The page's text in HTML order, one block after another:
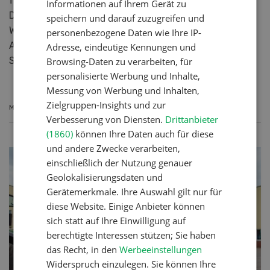
Die Maschine besticht durch viele
Weiterentwicklungen, wie die einzigartige
ActiveSteering Achslenkung sowie einer
Strassentransportbreite unter drei Meter.
MEHR ERFAHREN
Informationen auf Ihrem Gerät zu
speichern und darauf zuzugreifen und
personenbezogene Daten wie Ihre IP-
Adresse, eindeutige Kennungen und
Browsing-Daten zu verarbeiten, für
personalisierte Werbung und Inhalte,
Messung von Werbung und Inhalten,
Zielgruppen-Insights und zur
Verbesserung von Diensten. Drittanbieter
(1860) können Ihre Daten auch für diese
und andere Zwecke verarbeiten,
einschließlich der Nutzung genauer
Geolokalisierungsdaten und
Gerätemerkmale. Ihre Auswahl gilt nur für
diese Website. Einige Anbieter können
sich statt auf Ihre Einwilligung auf
berechtigte Interessen stützen; Sie haben
das Recht, in denWerbeeinstellungen
Widerspruch einzulegen. Sie können Ihre